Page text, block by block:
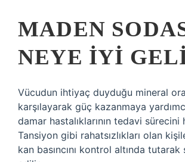
MADEN
NEYE IYI
Vücudun ihtiyaç duyduğu mineral
karşılayarak güç kazanmaya
damar hastalıklarının tedavi sürecini
Tansiyon gibi rahatsızlıkları olan
kan basıncını kontrol altında tutarak